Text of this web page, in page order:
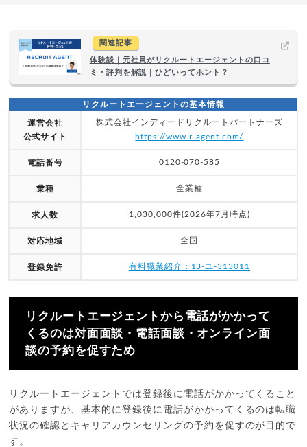
関連記事
体験談｜元社員がリクルートエージェントの口コ
ミ・評判を解説｜ひどいってホント？
リクルートエージェントの基本情報
運営会社
公式サイト
株式会社インディードリクルートパートナーズ
https://www.r-agent.com/
電話番号 0120-070-585
業種 全業種
求人数 1,030,000件(2026年7月時点)
対応地域 全国
登録免許 有料職業紹介：13-ユ-313011
リクルートエージェントから電話がかかって
くるのは対面面談・電話面談・オンライン面
談の予約を促すため
リクルートエージェントでは登録後に電話がかかってくること
がありますが、基本的に登録後に電話がかかってくるのは転職
状況の確認とキャリアカウンセリングの予約を促すのが目的で
す。